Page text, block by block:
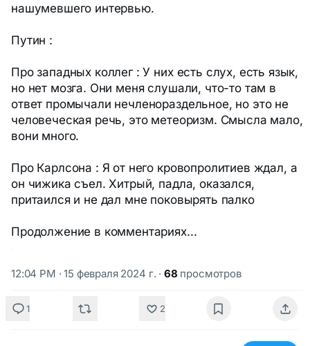
нашумевшего интервью.
Путин :
Про западных коллег : У них есть слух, есть язык,
но нет мозга. Они меня слушали, что-то там в
ответ промычали нечленораздельное, но это не
человеческая речь, это метеоризм. Смысла мало,
вони много.
Про Карлсона : Я от него кровопролитиев ждал, а
он чижика съел. Хитрый, падла, оказался,
притаился и не дал мне поковырять палко
Продолжение в комментариях...
12:04 PM · 15 февраля 2024 г. · 68 просмотров
1 2